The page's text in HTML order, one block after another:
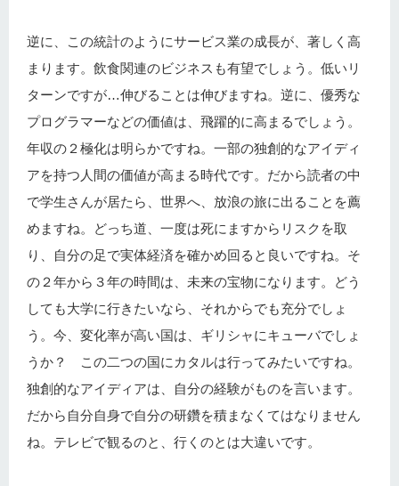
逆に、この統計のようにサービス業の成長が、著しく高
まります。飲食関連のビジネスも有望でしょう。低いリ
ターンですが…伸びることは伸びますね。逆に、優秀な
プログラマーなどの価値は、飛躍的に高まるでしょう。
年収の２極化は明らかですね。一部の独創的なアイディ
アを持つ人間の価値が高まる時代です。だから読者の中
で学生さんが居たら、世界へ、放浪の旅に出ることを薦
めますね。どっち道、一度は死にますからリスクを取
り、自分の足で実体経済を確かめ回ると良いですね。そ
の２年から３年の時間は、未来の宝物になります。どう
しても大学に行きたいなら、それからでも充分でしょ
う。今、変化率が高い国は、ギリシャにキューバでしょ
うか？ この二つの国にカタルは行ってみたいですね。
独創的なアイディアは、自分の経験がものを言います。
だから自分自身で自分の研鑽を積まなくてはなりません
ね。テレビで観るのと、行くのとは大違いです。